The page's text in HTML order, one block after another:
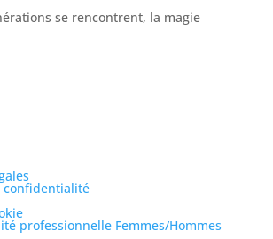
se rencontrent, la magie
confidentialité
professionnelle Femmes/Hommes